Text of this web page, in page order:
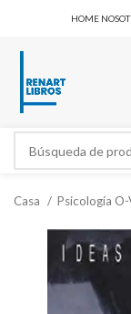
HOME
Casa Psicología O-